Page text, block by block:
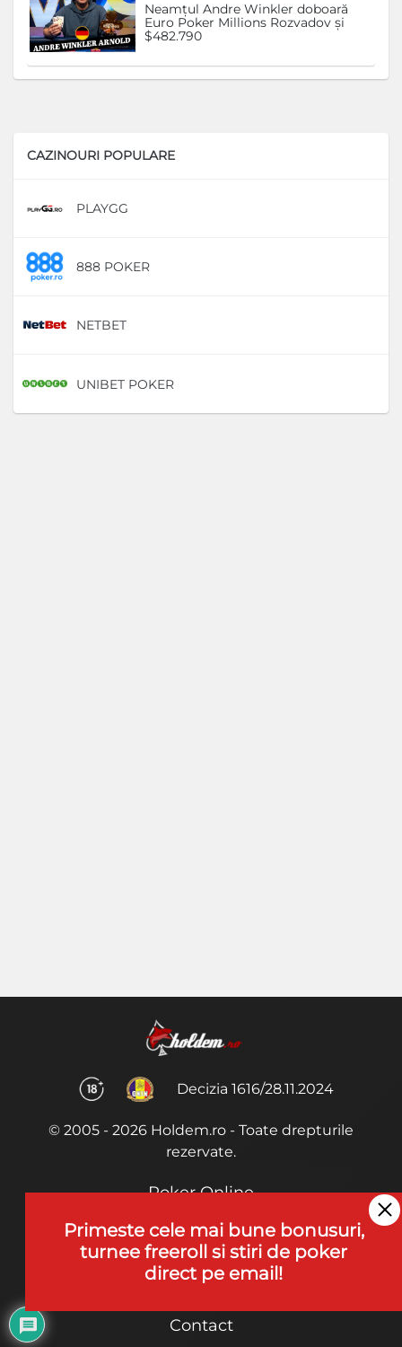
Neamțul Andre Winkler doboară
Euro Poker Millions Rozvadov și
$482.790
CAZINOURI POPULARE
PLAYGG
888 POKER
NETBET
UNIBET POKER
Decizia 1616/28.11.2024
© 2005 - 2026 Holdem.ro - Toate drepturile
rezervate.
Poker Online
Termeni si Conditii
Joaca Poker
Contact
Primeste cele mai bune bonusuri,
turnee freeroll si stiri de poker
direct pe email!